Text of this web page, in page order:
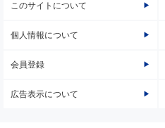
このサイトについて
個人情報について
会員登録
広告表示について